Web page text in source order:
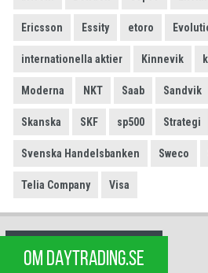
Ericsson Essity etoro
internationella aktier Kinnevik
Moderna NKT Saab Sandvik
Skanska SKF sp500 Strategi
Svenska Handelsbanken Sweco
Telia Company Visa
OM DAYTRADING.SE